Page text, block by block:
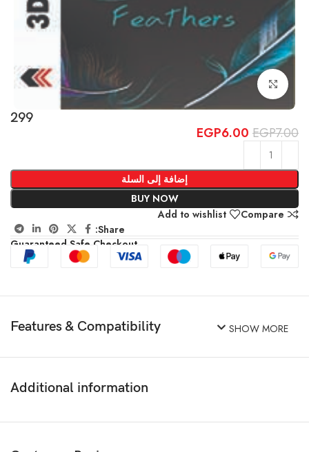
Click to enlarge
299
EGP7.00
EGP6.00
إضافة إلى السلة
BUY NOW
Compare
Add to wishlist
Share:
Guaranteed Safe Checkout
Features & Compatibility SHOW MORE
Additional information